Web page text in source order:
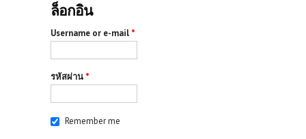
ล็อกอิน
Username or e-mail *
รหัสผ่าน *
Remember me